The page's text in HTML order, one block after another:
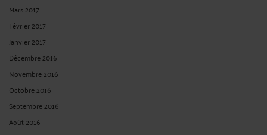
Mars 2017
Février 2017
Janvier 2017
Décembre 2016
Novembre 2016
Octobre 2016
Septembre 2016
Août 2016